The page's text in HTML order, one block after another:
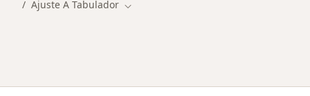
Ajuste A Tabulador Cambiar de ciudad